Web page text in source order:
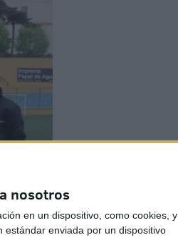
nosotros
en un dispositivo, como cookies, y
estándar enviada por un dispositivo